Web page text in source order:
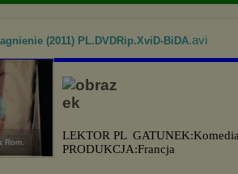
(2011) PL.DVDRip.XviD-BiDA.avi
Rom.
LEKTOR PL
PRODUKCJA:Francja